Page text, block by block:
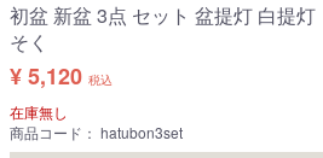
初盆 新盆 3点 セット 盆提灯 白提
そく
¥ 5,120 税込
在庫無し
商品コード： hatubon3set